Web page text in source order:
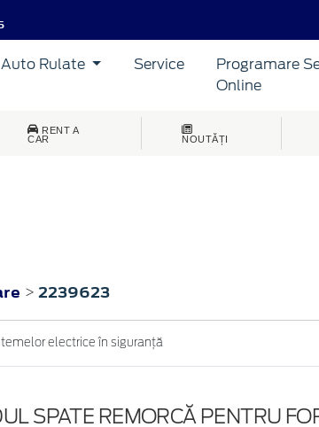
Auto Rulate Service
Programare
Online
RENT A
CAR
NOUTĂȚI
> 2239623
electrice în siguranţă
SPATE REMORCĂ PENTRU